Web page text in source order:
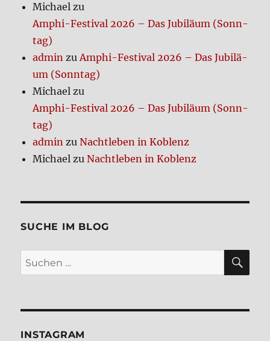
Michael zu
Amphi-Festi­val 2026 – Das Jubi­lä­um (Sonn­
tag)
admin zuAmphi-Festi­val 2026 – Das Jubi­lä­
um (Sonn­tag)
Michael zu
Amphi-Festi­val 2026 – Das Jubi­lä­um (Sonn­
tag)
admin zuNacht­le­ben in Koblenz
Michael zuNacht­le­ben in Koblenz
SUCHE IM BLOG
Suchen
nach:
INSTA­GRAM